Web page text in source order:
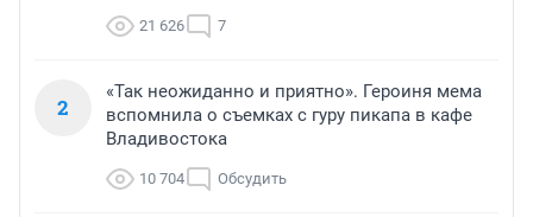
21 626 7
2
«Так неожиданно и приятно». Героиня мема
вспомнила о съемках с гуру пикапа в кафе
Владивостока
10 704 Обсудить